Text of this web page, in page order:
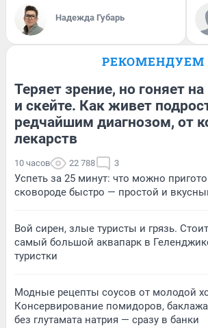
Надежда Губарь
РЕКОМЕНДУЕМ
Теряет зрение, но гоняет
и скейте. Как живет
редчайшим диагнозом, от
лекарств
10 часов 22 788 3
Успеть за 25 минут: что можно
сковороде быстро — простой и
Вой сирен, злые туристы и грязь.
самый большой аквапарк в
туристки
Модные рецепты соусов от молодой
Консервирование помидоров,
без глутамата натрия — сразу в банки